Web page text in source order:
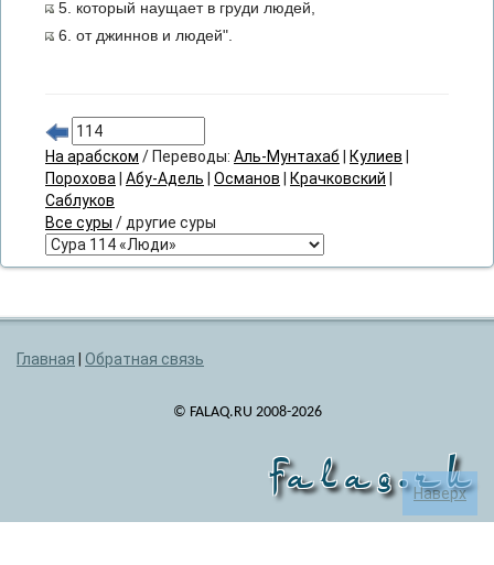
5. который наущает в груди людей,
6. от джиннов и людей".
На арабском / Переводы: Аль-Мунтахаб Кулиев
Порохова
Абу-Адель Османов Крачковский
Саблуков
Все суры / другие суры
Наверх
Главная Обратная связь
© FALAQ.RU 2008-2026
falaq.ru